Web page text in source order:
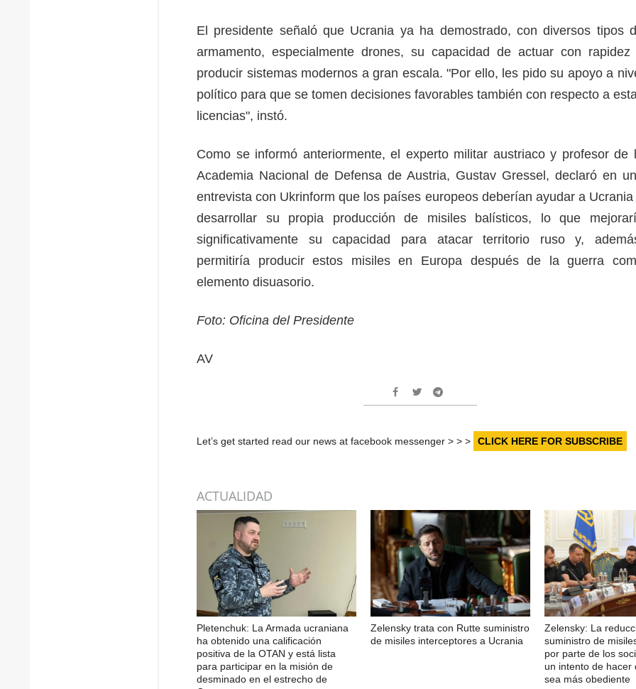
El presidente señaló que Ucrania ya ha demostrado, con diversos tipos
armamento, especialmente drones, su capacidad de actuar con rapidez
producir sistemas modernos a gran escala. "Por ello, les pido su apoyo a
político para que se tomen decisiones favorables también con respecto a
licencias", instó.
Como se informó anteriormente, el experto militar austriaco y profesor de
Academia Nacional de Defensa de Austria, Gustav Gressel, declaró en
entrevista con Ukrinform que los países europeos deberían ayudar a Ucrania
desarrollar su propia producción de misiles balísticos, lo que
significativamente su capacidad para atacar territorio ruso y,
permitiría producir estos misiles en Europa después de la guerra
elemento disuasorio.
Foto: Oficina del Presidente
AV
Let’s get started read our news at facebook messenger > > > CLICK HERE FOR SUBSCRIBE
ACTUALIDAD
Pletenchuk: La Armada ucraniana
ha obtenido una calificación
positiva de la OTAN y está lista
para participar en la misión de
desminado en el estrecho de
Zelensky trata con Rutte suministro
de misiles interceptores a Ucrania
Zelensky: La
suministro de
por parte de los
un intento de hacer
sea más obediente